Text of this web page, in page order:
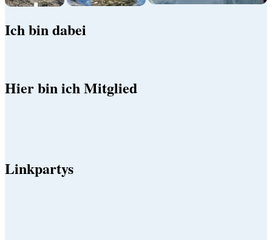
Ich bin dabei
Hier bin ich Mitglied
Linkpartys